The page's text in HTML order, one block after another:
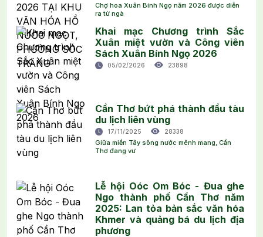
Chợ hoa Xuân Bính Ngọ năm 2026 được diễn
ra từ ngà
Khai mạc Chương trình Sắc
Xuân miệt vườn và Công viên
Sách Xuân Bính Ngọ 2026
05/02/2026 23898
Cần Thơ bứt phá thành đầu tàu
du lịch liên vùng
17/11/2025 28338
Giữa miền Tây sông nước mênh mang, Cần
Thơ đang vư
Lễ hội Oóc Om Bóc - Đua ghe
Ngo thành phố Cần Thơ năm
2025: Lan tỏa bản sắc văn hóa
Khmer và quảng bá du lịch địa
phương